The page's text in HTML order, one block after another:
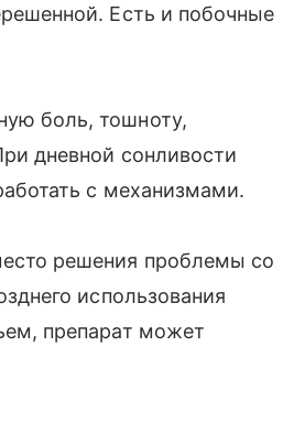
Есть и побочные
боль, тошноту,
дневной сонливости
с механизмами.
решения проблемы со
использования
препарат может